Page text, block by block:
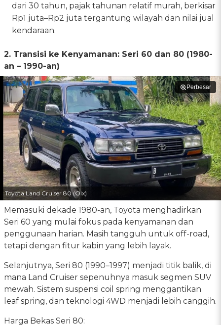
dari 30 tahun, pajak tahunan relatif murah, berkisar
Rp1 juta–Rp2 juta tergantung wilayah dan nilai jual
kendaraan.
2. Transisi ke Kenyamanan: Seri 60 dan 80 (1980-
an – 1990-an)
Perbesar
Toyota Land Cruiser 80 (Olx)
Memasuki dekade 1980-an, Toyota menghadirkan
Seri 60 yang mulai fokus pada kenyamanan dan
penggunaan harian. Masih tangguh untuk off-road,
tetapi dengan fitur kabin yang lebih layak.
Selanjutnya, Seri 80 (1990–1997) menjadi titik balik, di
mana Land Cruiser sepenuhnya masuk segmen SUV
mewah. Sistem suspensi coil spring menggantikan
leaf spring, dan teknologi 4WD menjadi lebih canggih.
Harga Bekas Seri 80: